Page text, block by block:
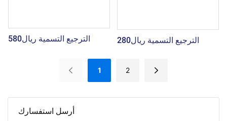
أرسل استفسارك
الترجيع التسمية ريال580 الترجيع التسمية ريال280
1 2